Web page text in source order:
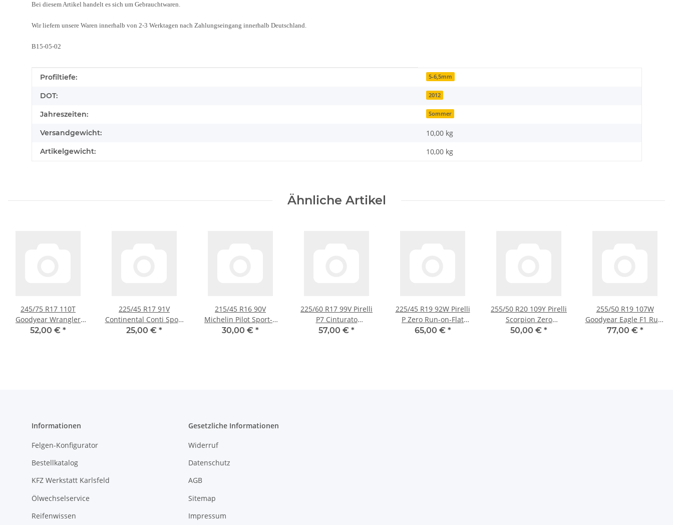
Bei diesem Artikel handelt es sich um Gebrauchtwaren.
Wir liefern unsere Waren innerhalb von 2-3 Werktagen nach Zahlungseingang innerhalb Deutschland.
B15-05-02
Produkteigenschaft
Wert
Profiltiefe: 5-6,5mm
DOT: 2012
Jahreszeiten: Sommer
Versandgewicht: 10,00 kg
Artikelgewicht: 10,00 kg
Ähnliche Artikel
245/75 R17 110T
Goodyear Wrangler
Sommerreifen
52,00 € *
225/45 R17 91V
Continental Conti Sport
Contact 3 RFT
25,00 € *
215/45 R16 90V
Michelin Pilot Sport-3
AO Sommerreifen
30,00 € *
225/60 R17 99V Pirelli
P7 Cinturato
Sommerreifen
57,00 € *
225/45 R19 92W Pirelli
P Zero Run-on-Flat
Sommerreifen
65,00 € *
255/50 R20 109Y Pirelli
Scorpion Zero
Allwetterreifen
50,00 € *
255/50 R19 107W
Goodyear Eagle F1 Run-
on-Flat Sommerreifen
77,00 € *
Informationen
Felgen-Konfigurator
Bestellkatalog
KFZ Werkstatt Karlsfeld
Ölwechselservice
Reifenwissen
Gesetzliche Informationen
Widerruf
Datenschutz
AGB
Sitemap
Impressum